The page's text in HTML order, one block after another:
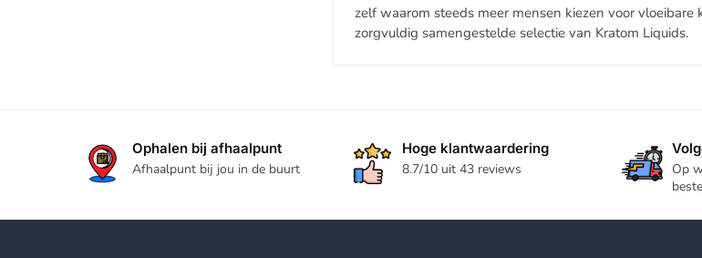
zelf waarom steeds meer mensen kiezen voor
zorgvuldig samengestelde selectie van Kratom Liquids.
Ophalen bij afhaalpunt
Afhaalpunt bij jou in de buurt
Hoge klantwaardering
8.7/10 uit 43 reviews
Op